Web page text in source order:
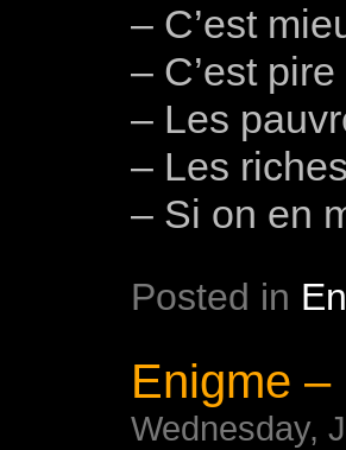
– C’est
– C’est
– Les
– Les
– Si on en
Posted in
Enigme
Wednesday,